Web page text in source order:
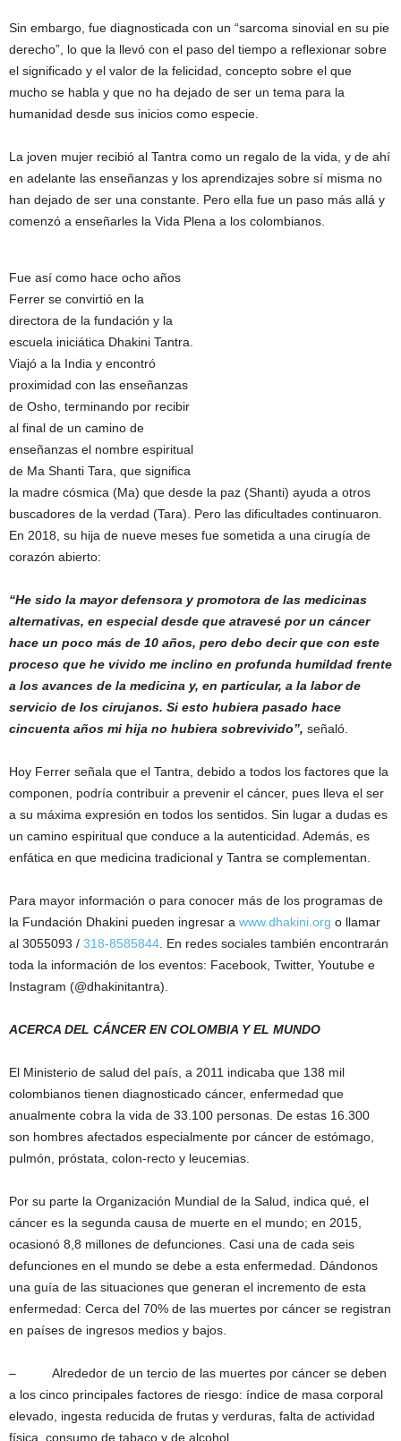
Sin embargo, fue diagnosticada con un “sarcoma sinovial en su pie
derecho”, lo que la llevó con el paso del tiempo a reflexionar sobre
el significado y el valor de la felicidad, concepto sobre el que
mucho se habla y que no ha dejado de ser un tema para la
humanidad desde sus inicios como especie.
La joven mujer recibió al Tantra como un regalo de la vida, y de ahí
en adelante las enseñanzas y los aprendizajes sobre sí misma no
han dejado de ser una constante. Pero ella fue un paso más allá y
comenzó a enseñarles la Vida Plena a los colombianos.
Fue así como hace ocho años
Ferrer se convirtió en la
directora de la fundación y la
escuela iniciática Dhakini Tantra.
Viajó a la India y encontró
proximidad con las enseñanzas
de Osho, terminando por recibir
al final de un camino de
enseñanzas el nombre espiritual
de Ma Shanti Tara, que significa
la madre cósmica (Ma) que desde la paz (Shanti) ayuda a otros
buscadores de la verdad (Tara). Pero las dificultades continuaron.
En 2018, su hija de nueve meses fue sometida a una cirugía de
corazón abierto:
“He sido la mayor defensora y promotora de las medicinas
alternativas, en especial desde que atravesé por un cáncer
hace un poco más de 10 años, pero debo decir que con este
proceso que he vivido me inclino en profunda humildad frente
a los avances de la medicina y, en particular, a la labor de
servicio de los cirujanos. Si esto hubiera pasado hace
cincuenta años mi hija no hubiera sobrevivido”, señaló.
Hoy Ferrer señala que el Tantra, debido a todos los factores que la
componen, podría contribuir a prevenir el cáncer, pues lleva el ser
a su máxima expresión en todos los sentidos. Sin lugar a dudas es
un camino espiritual que conduce a la autenticidad. Además, es
enfática en que medicina tradicional y Tantra se complementan.
Para mayor información o para conocer más de los programas de
la Fundación Dhakini pueden ingresar a www.dhakini.org o llamar
al 3055093 / 318-8585844. En redes sociales también encontrarán
toda la información de los eventos: Facebook, Twitter, Youtube e
Instagram (@dhakinitantra).
ACERCA DEL CÁNCER EN COLOMBIA Y EL MUNDO
El Ministerio de salud del país, a 2011 indicaba que 138 mil
colombianos tienen diagnosticado cáncer, enfermedad que
anualmente cobra la vida de 33.100 personas. De estas 16.300
son hombres afectados especialmente por cáncer de estómago,
pulmón, próstata, colon-recto y leucemias.
Por su parte la Organización Mundial de la Salud, indica qué, el
cáncer es la segunda causa de muerte en el mundo; en 2015,
ocasionó 8,8 millones de defunciones. Casi una de cada seis
defunciones en el mundo se debe a esta enfermedad. Dándonos
una guía de las situaciones que generan el incremento de esta
enfermedad: Cerca del 70% de las muertes por cáncer se registran
en países de ingresos medios y bajos.
– Alrededor de un tercio de las muertes por cáncer se deben
a los cinco principales factores de riesgo: índice de masa corporal
elevado, ingesta reducida de frutas y verduras, falta de actividad
física, consumo de tabaco y de alcohol.